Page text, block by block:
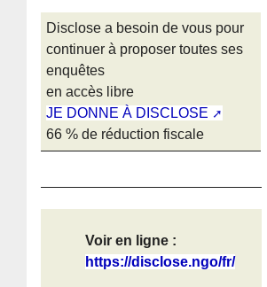
Disclose a besoin de vous pour
continuer à proposer toutes ses
enquêtes
en accès libre
JE DONNE À DISCLOSE
66 % de réduction fiscale
Voir en ligne :
https://disclose.ngo/fr/